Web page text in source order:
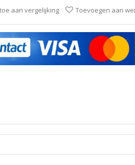
aan vergelijking Toevoegen aan